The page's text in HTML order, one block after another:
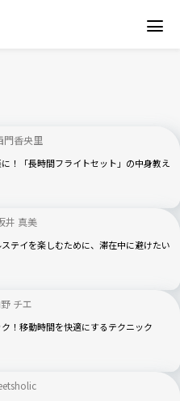
門香央里
！「長時間フライトセット」の中身教え
井 真美
テイを楽しむために、滞在中に避けたい
チエ
！移動時間を快適にするテクニック